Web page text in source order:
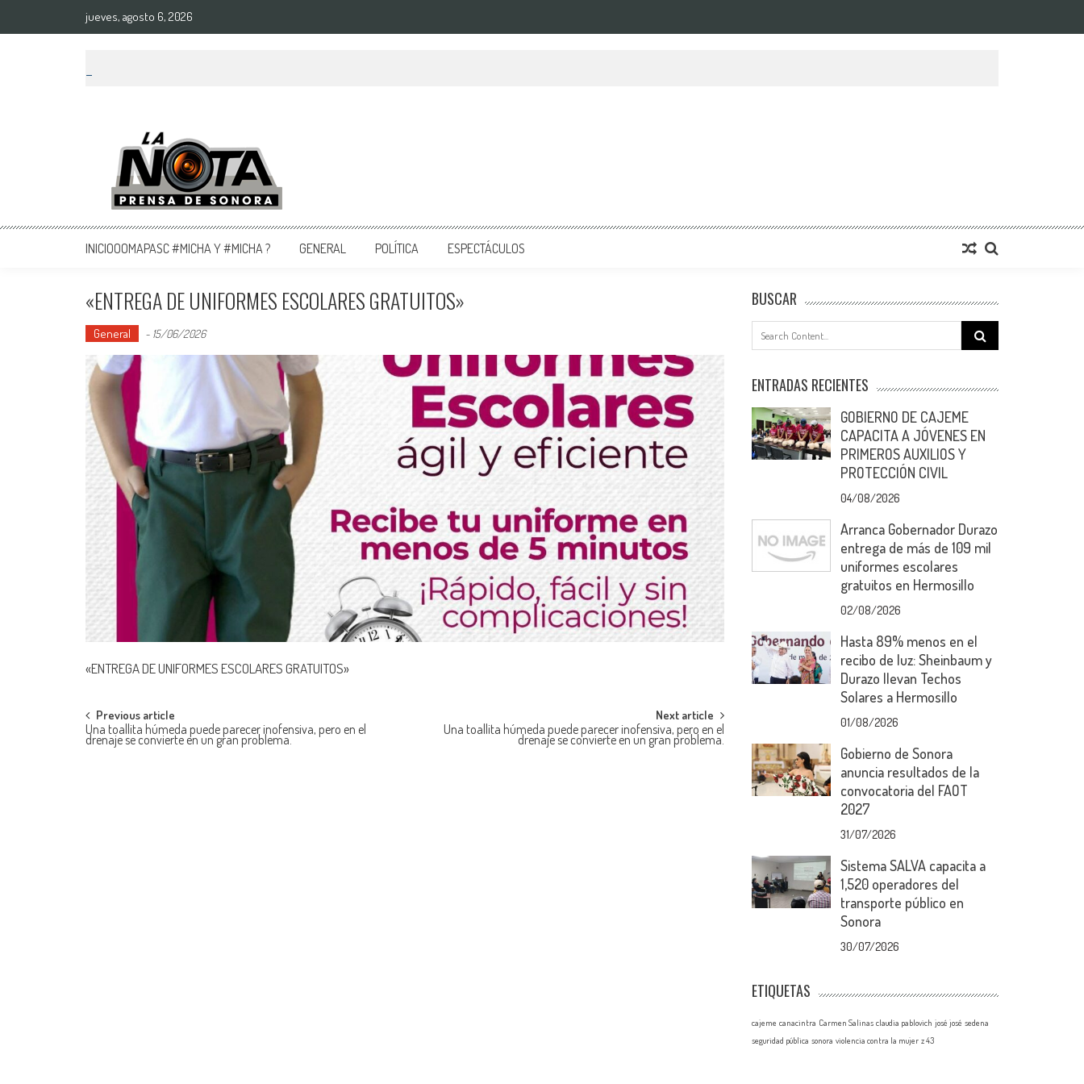
jueves, agosto 6, 2026
La Nota Prensa De Sonora
Noticias del día
INICIOOOMAPASC #MICHA Y #MICHA ? GENERAL POLÍTICA ESPECTÁCULOS
«ENTREGA DE UNIFORMES ESCOLARES GRATUITOS»
General - 15/06/2026
«ENTREGA DE UNIFORMES ESCOLARES GRATUITOS»
Post
navigation
Previous article
Una toallita húmeda puede parecer inofensiva, pero en el
drenaje se convierte en un gran problema.
Next article
Una toallita húmeda puede parecer inofensiva, pero en el
drenaje se convierte en un gran problema.
BUSCAR
Search
for:
ENTRADAS RECIENTES
GOBIERNO DE CAJEME
CAPACITA A JÓVENES EN
PRIMEROS AUXILIOS Y
PROTECCIÓN CIVIL
04/08/2026
Arranca Gobernador Durazo
entrega de más de 109 mil
uniformes escolares
gratuitos en Hermosillo
02/08/2026
Hasta 89% menos en el
recibo de luz: Sheinbaum y
Durazo llevan Techos
Solares a Hermosillo
01/08/2026
Gobierno de Sonora
anuncia resultados de la
convocatoria del FAOT
2027
31/07/2026
Sistema SALVA capacita a
1,520 operadores del
transporte público en
Sonora
30/07/2026
ETIQUETAS
cajeme canacintra Carmen Salinas claudia pablovich josé josé sedena
seguridad pública sonora violencia contra la mujer z 43